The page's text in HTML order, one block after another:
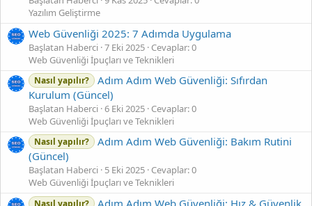
Yazılım Geliştirme
Web Güvenliği 2025: 7 Adımda Uygulama
Başlatan Haberci 7 Eki 2025 Cevaplar: 0
Web Güvenliği İpuçları ve Teknikleri
Nasıl yapılır?
Adım Adım Web Güvenliği: Sıfırdan
Kurulum (Güncel)
Başlatan Haberci 6 Eki 2025 Cevaplar: 0
Web Güvenliği İpuçları ve Teknikleri
Nasıl yapılır?
Adım Adım Web Güvenliği: Bakım Rutini
(Güncel)
Başlatan Haberci 5 Eki 2025 Cevaplar: 0
Web Güvenliği İpuçları ve Teknikleri
Nasıl yapılır? Adım Adım Web Güvenliği: Hız & Güvenlik